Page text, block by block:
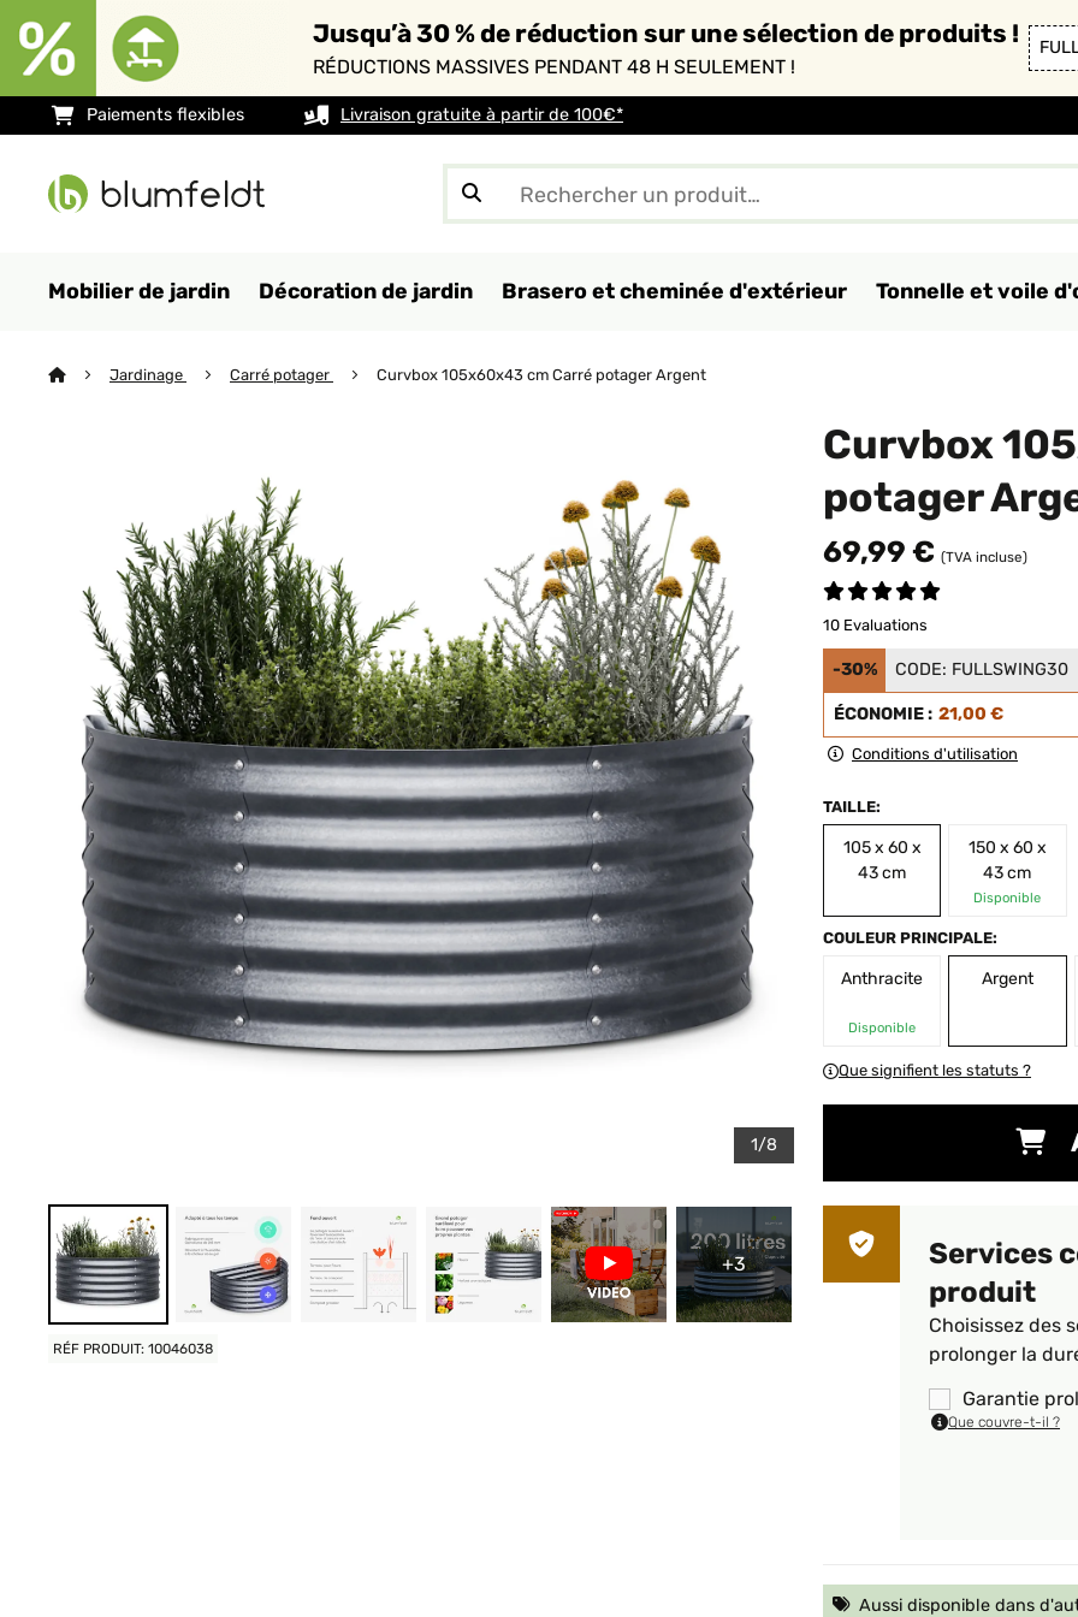
Jusqu’à 30 % de réduction sur une sélection de produits !
RÉDUCTIONS MASSIVES PENDANT 48 H SEULEMENT !
Paiements flexibles Livraison gratuite à partir de 100€*
Mobilier de jardin Décoration de jardin Brasero et cheminée d'extérieur Tonnelle et voile
Jardinage Carré potager Curvbox 105x60x43 cm Carré potager Argent
1/8
+3
RÉF PRODUIT: 10046038
Curvbox
potager
69,99 € (TVA incluse)
10 Evaluations
-30% CODE: FULLSWING30
ÉCONOMIE : 21,00 €
Conditions d'utilisation
TAILLE:
105 x 60 x
43 cm
150 x 60 x
43 cm
Disponible
COULEUR PRINCIPALE:
Anthracite
Disponible
Argent
Que signifient les statuts ?
Services
produit
Choisissez des
prolonger la
Garantie
Que couvre-t-il ?
Aussi disponible dans